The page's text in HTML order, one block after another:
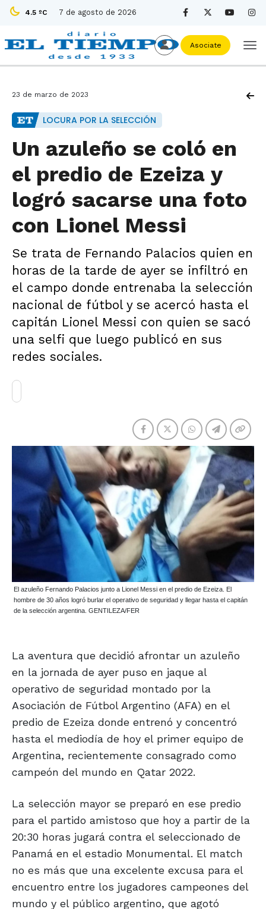
4.5 ºC 7 de agosto de 2026
Asociate
23 de marzo de 2023
LOCURA POR LA SELECCIÓN
Un azuleño se coló en
el predio de Ezeiza y
logró sacarse una foto
con Lionel Messi
Se trata de Fernando Palacios quien en
horas de la tarde de ayer se infiltró en
el campo donde entrenaba la selección
nacional de fútbol y se acercó hasta el
capitán Lionel Messi con quien se sacó
una selfi que luego publicó en sus
redes sociales.
El azuleño Fernando Palacios junto a Lionel Messi en el predio de Ezeiza. El
hombre de 30 años logró burlar el operativo de seguridad y llegar hasta el capitán
de la selección argentina. GENTILEZA/FER
La aventura que decidió afrontar un azuleño
en la jornada de ayer puso en jaque al
operativo de seguridad montado por la
Asociación de Fútbol Argentino (AFA) en el
predio de Ezeiza donde entrenó y concentró
hasta el mediodía de hoy el primer equipo de
Argentina, recientemente consagrado como
campeón del mundo en Qatar 2022.
La selección mayor se preparó en ese predio
para el partido amistoso que hoy a partir de la
20:30 horas jugará contra el seleccionado de
Panamá en el estadio Monumental. El match
no es más que una excelente excusa para el
encuentro entre los jugadores campeones del
mundo y el público argentino, que agotó